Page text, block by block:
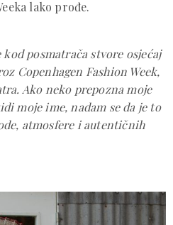
lako prođe.
posmatrača stvore osjećaj
Copenhagen Fashion Week,
Ako neko prepozna moje
moje ime, nadam se da je to
atmosfere i autentičnih